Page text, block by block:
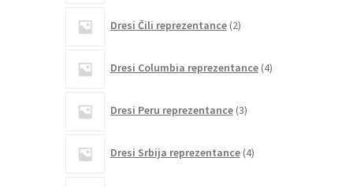
Dresi Čili reprezentance 2izdelka
Dresi Columbia reprezentance 4izdelki
Dresi Peru reprezentance 3izdelki
Dresi Srbija reprezentance 4izdelki